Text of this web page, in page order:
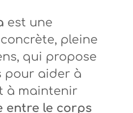
est une
pleine
qui propose
pour aider à
à maintenir
entre le corps